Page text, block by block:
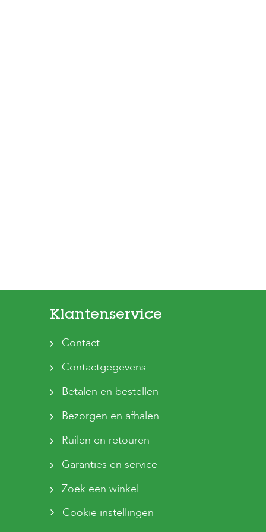
Klantenservice
Contact
Contactgegevens
Betalen en bestellen
Bezorgen en afhalen
Ruilen en retouren
Garanties en service
Zoek een winkel
Cookie instellingen